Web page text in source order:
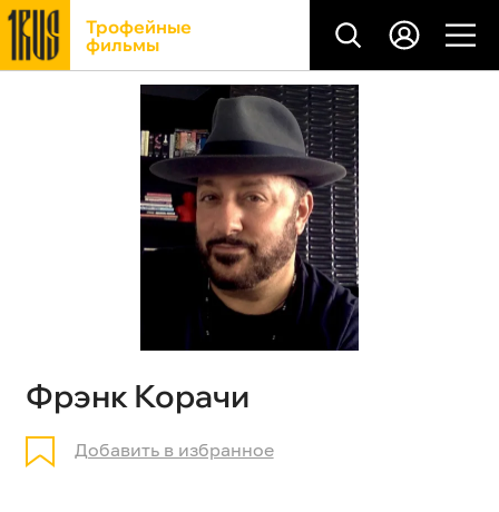
Трофейные
фильмы
Фрэнк Корачи
Добавить в избранное